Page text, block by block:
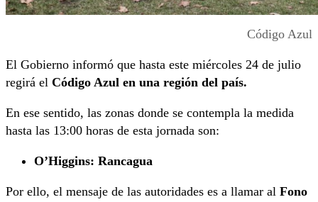
Código Azul
El Gobierno informó que hasta este miércoles 24 de julio
regirá el Código Azul en una región del país.
En ese sentido, las zonas donde se contempla la medida
hasta las 13:00 horas de esta jornada son:
O’Higgins: Rancagua
Por ello, el mensaje de las autoridades es a llamar al Fono